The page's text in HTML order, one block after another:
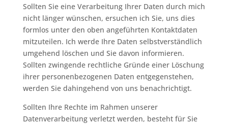
Sollten Sie eine Verarbeitung Ihrer Daten durch mich
nicht länger wünschen, ersuchen ich Sie, uns dies
formlos unter den oben angeführten Kontaktdaten
mitzuteilen. Ich werde Ihre Daten selbstverständlich
umgehend löschen und Sie davon informieren.
Sollten zwingende rechtliche Gründe einer Löschung
ihrer personenbezogenen Daten entgegenstehen,
werden Sie dahingehend von uns benachrichtigt.
Sollten Ihre Rechte im Rahmen unserer
Datenverarbeitung verletzt werden, besteht für Sie